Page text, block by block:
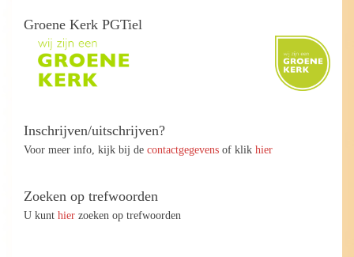
Groene Kerk PGTiel
Inschrijven/uitschrijven?
Voor meer info, kijk bij de contactgegevens of klik hier
Zoeken op trefwoorden
U kunt hier zoeken op trefwoorden